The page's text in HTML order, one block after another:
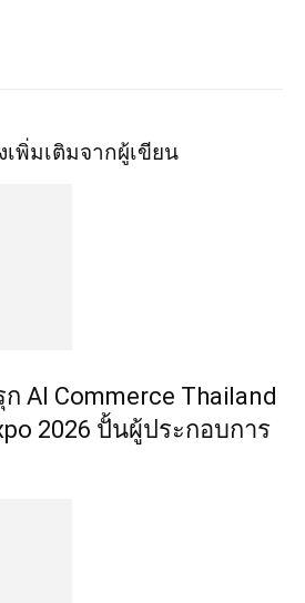
เพิ่มเติมจากผู้เขียน
AI Commerce Thailand
2026 ปั้นผู้ประกอบการ